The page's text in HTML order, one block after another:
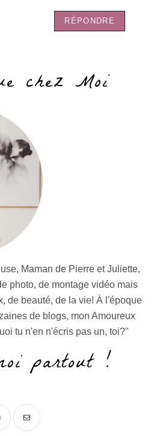
RÉPONDRE
chez Moi
Maman de Pierre et Juliette,
photo, de montage vidéo mais
de beauté, de la vie! À l'époque
de blogs, mon Amoureux
tu n'en n'écris pas un, toi?"
partout !